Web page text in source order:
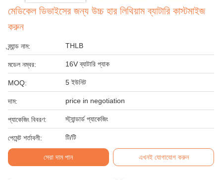
মেডিকেল ডিভাইসের জন্য উচ্চ হার লিথিয়াম ব্যাটারি কাস্টমাইজ
করুন
ব্র্যান্ড নাম: THLB
মডেল নম্বর: 16V ব্যাটারি প্যাক
MOQ: 5 ইউনিট
দাম: price in negotiation
প্যাকেজিং বিবরণ: স্ট্যান্ডার্ড প্যাকেজিং
পেমেন্ট শর্তাবলী: টি/টি
সেরা দাম পান এখনই যোগাযোগ করুন